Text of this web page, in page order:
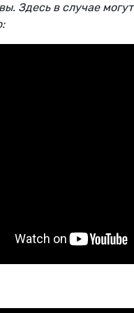
Здесь в случае могут